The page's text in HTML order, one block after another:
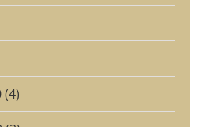
(4)